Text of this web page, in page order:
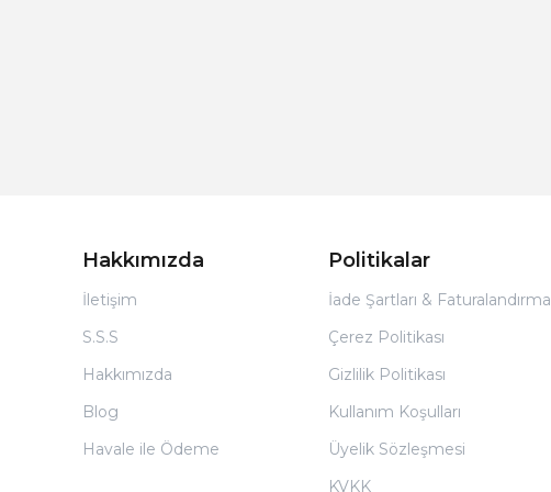
Hakkımızda
İletişim
S.S.S
Hakkımızda
Blog
Havale ile Ödeme
Politikalar
İade Şartları & Faturalandırma
Çerez Politikası
Gizlilik Politikası
Kullanım Koşulları
Üyelik Sözleşmesi
KVKK